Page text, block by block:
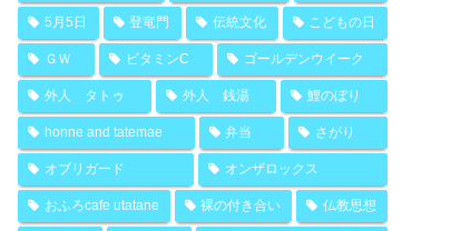
5月5日 登竜門 伝統文化 こどもの日
ＧＷ ビタミンC ゴールデンウイーク
外人 タトゥ 外人 銭湯 鯉のぼり
honne and tatemae 弁当 さがり
オブリガード オンザロックス
おふろcafe utatane 裸の付き合い 仏教思想